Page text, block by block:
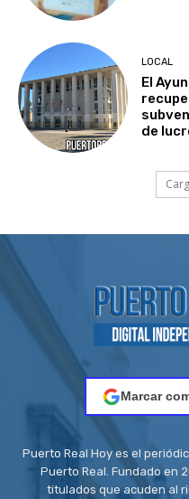
LOCAL
El
de
Marcar
Puerto Real Hoy es el
Puerto Real. Fundado en
titulados que acuden al